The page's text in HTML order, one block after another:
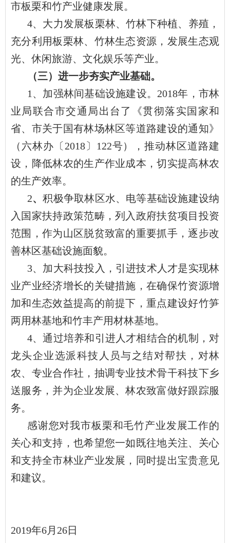
市板栗和竹产业健康发展。
4、大力发展板栗林、竹林下种植、养殖，
充分利用板栗林、竹林生态资源，发展生态观
光、休闲旅游、文化娱乐等产业。
（三）进一步夯实产业基础。
1、加强林间基础设施建设。2018年，市林
业局联合市交通局出台了《贯彻落实国家和
省、市关于国有林场林区等道路建设的通知》
（六林办〔2018〕122号），推动林区道路建
设，降低林农的生产作业成本，切实提高林农
的生产效率。
2、积极争取林区水、电等基础设施建设纳
入国家扶持政策范畴，列入政府扶贫项目投资
范围，作为山区脱贫致富的重要抓手，逐步改
善林区基础设施面貌。
3、加大科技投入，引进技术人才是实现林
业产业经济增长的关键措施，在确保竹资源增
加和生态效益提高的前提下，重点建设好竹笋
两用林基地和竹丰产用材林基地。
4、通过培养和引进人才相结合的机制，对
龙头企业选派科技人员与之结对帮扶，对林
农、专业合作社，抽调专业技术骨干科技下乡
送服务，并为企业发展、林农致富做好跟踪服
务。
感谢您对我市板栗和毛竹产业发展工作的
关心和支持，也希望您一如既往地关注、关心
和支持全市林业产业发展，同时提出宝贵意见
和建议。
2019年6月26日